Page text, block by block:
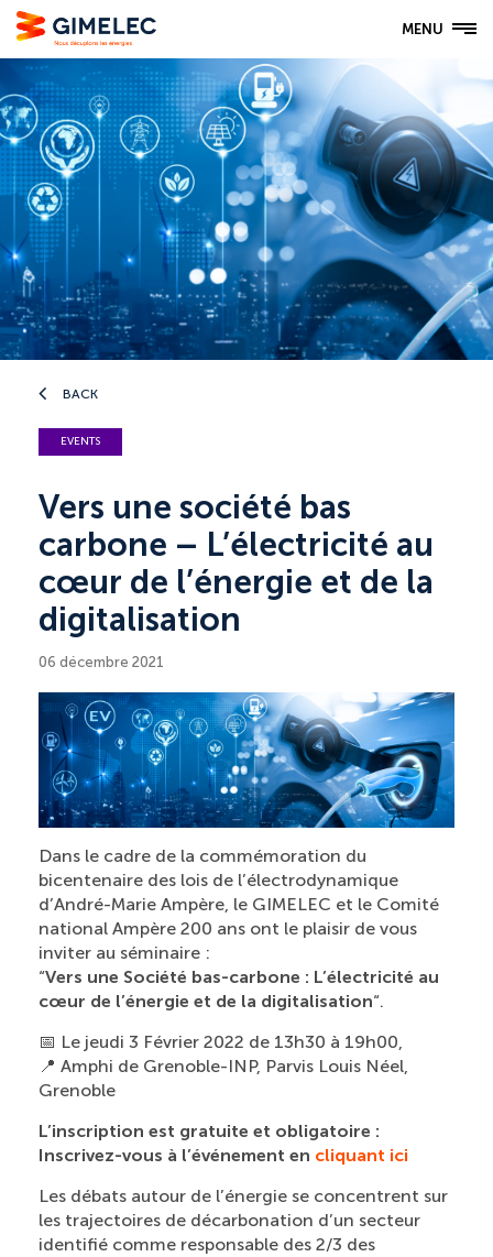
MENU
BACK
EVENTS
Vers une société bas
carbone – L’électricité au
cœur de l’énergie et de la
digitalisation
06 décembre 2021
Dans le cadre de la commémoration du
bicentenaire des lois de l’électrodynamique
d’André-Marie Ampère, le GIMELEC et le Comité
national Ampère 200 ans ont le plaisir de vous
inviter au séminaire :
“Vers une Société bas-carbone : L’électricité au
cœur de l’énergie et de la digitalisation“.
📅 Le jeudi 3 Février 2022 de 13h30 à 19h00,
📍 Amphi de Grenoble-INP, Parvis Louis Néel,
Grenoble
L’inscription est gratuite et obligatoire :
Inscrivez-vous à l’événement en cliquant ici
Les débats autour de l’énergie se concentrent sur
les trajectoires de décarbonation d’un secteur
identifié comme responsable des 2/3 des